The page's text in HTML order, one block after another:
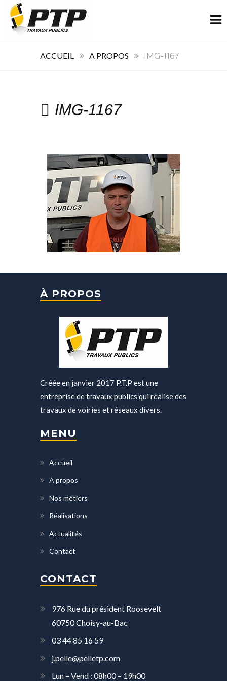
ACCUEIL A PROPOS IMG-1167
IMG-1167
À PROPOS
Créée en janvier 2017 P.T.P est une
entreprise de travaux publics qui réalise des
travaux de voiries et réseaux divers.
MENU
Accueil
A propos
Nos métiers
Réalisations
Actualités
Contact
CONTACT
976 Rue du président Roosevelt
60750 Choisy-au-Bac
03 44 85 16 59
j.pelle@pelletp.com
Lun – Vend : 08h00 – 19h00